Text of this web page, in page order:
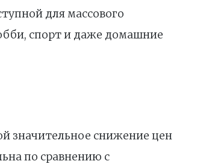
для массового
спорт и даже домашние
значительное снижение цен
по сравнению с